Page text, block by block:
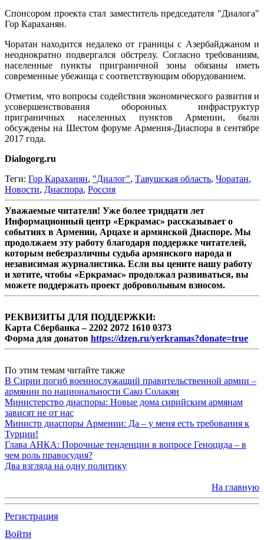
Спонсором проекта стал заместитель председателя "Диалога"
Гор Караханян.
Чоратан находится недалеко от границы с Азербайджаном и
неоднократно подвергался обстрелу. Согласно требованиям,
населенные пункты приграничной зоны обязаны иметь
современные убежища с соответствующим оборудованием.
Отметим, что вопросы содействия экономического развития и
усовершенствования оборонных инфраструктур
приграничных населенных пунктов Армении, были
обсуждены на Шестом форуме Армения-Диаспора в сентябре
2017 года.
Dialogorg.ru
Теги: Гор Караханян, "Диалог", Тавушская область, Чоратан,
Новости, Диаспора, Россия
Уважаемые читатели! Уже более тридцати лет
Информационный центр «Еркрамас» рассказывает о
событиях в Армении, Арцахе и армянской Диаспоре. Мы
продолжаем эту работу благодаря поддержке читателей,
которым небезразличны судьба армянского народа и
независимая журналистика. Если вы цените нашу работу
и хотите, чтобы «Еркрамас» продолжал развиваться, вы
можете поддержать проект добровольным взносом.
РЕКВИЗИТЫ ДЛЯ ПОДДЕРЖКИ:
Карта Сбербанка – 2202 2072 1610 0373
Форма для донатов https://dzen.ru/yerkramas?donate=true
По этим темам читайте также
В Сирии погиб военнослужащий правительственной армии –
армянин по национальности Сако Солакян
Министерство диаспоры: Новые дома сирийским армянам
зависят не от нас
Министр диаспоры Армении: Да – у меня есть требования к
Турции!
Глава АНКА: Порочные тенденции в вопросе Геноцида – в
чем роль правосудия?
Два взгляда на одну политику
На главную
Регистрация
Войти